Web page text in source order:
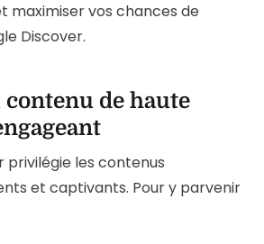
maximiser vos chances de
Discover.
contenu de haute
privilégie les contenus
et captivants. Pour y parvenir